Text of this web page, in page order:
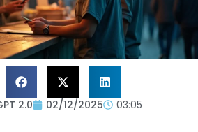
2.0 02/12/2025 03:05